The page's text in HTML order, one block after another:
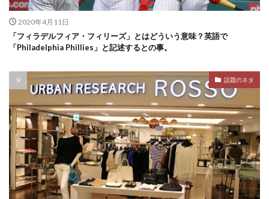
2020年4月11日
「フィラデルフィア・フィリーズ」とはどういう意味？英語で
「Philadelphia Phillies」と記述するとの事。
話題のネタ